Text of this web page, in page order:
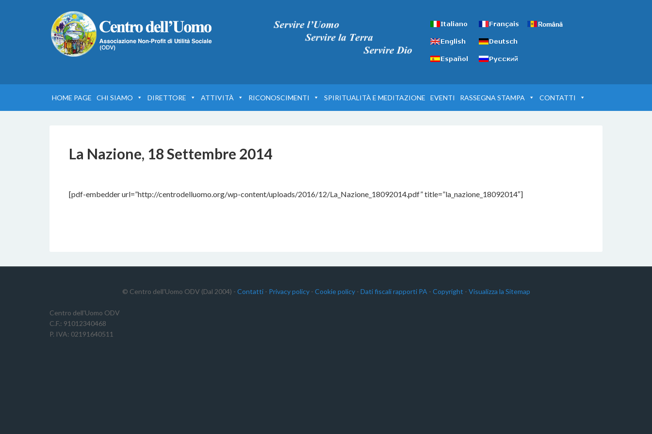
HOME PAGE CHI SIAMO DIRETTORE ATTIVITÀ RICONOSCIMENTI SPIRITUALITÀ E MEDITAZIONE EVENTI RASSEGNA STAMPA CONTATTI
La Nazione, 18 Settembre 2014
[pdf-embedder url=”http://centrodelluomo.org/wp-content/uploads/2016/12/La_Nazione_18092014.pdf” title=”la_nazione_18092014″]
© Centro dell'Uomo ODV (Dal 2004) - Contatti- Privacy policy- Cookie policy- Dati fiscali rapporti PA - Copyright - Visualizza la Sitemap
Centro dell'Uomo ODV
C.F.: 91012340468
P. IVA: 02191640511